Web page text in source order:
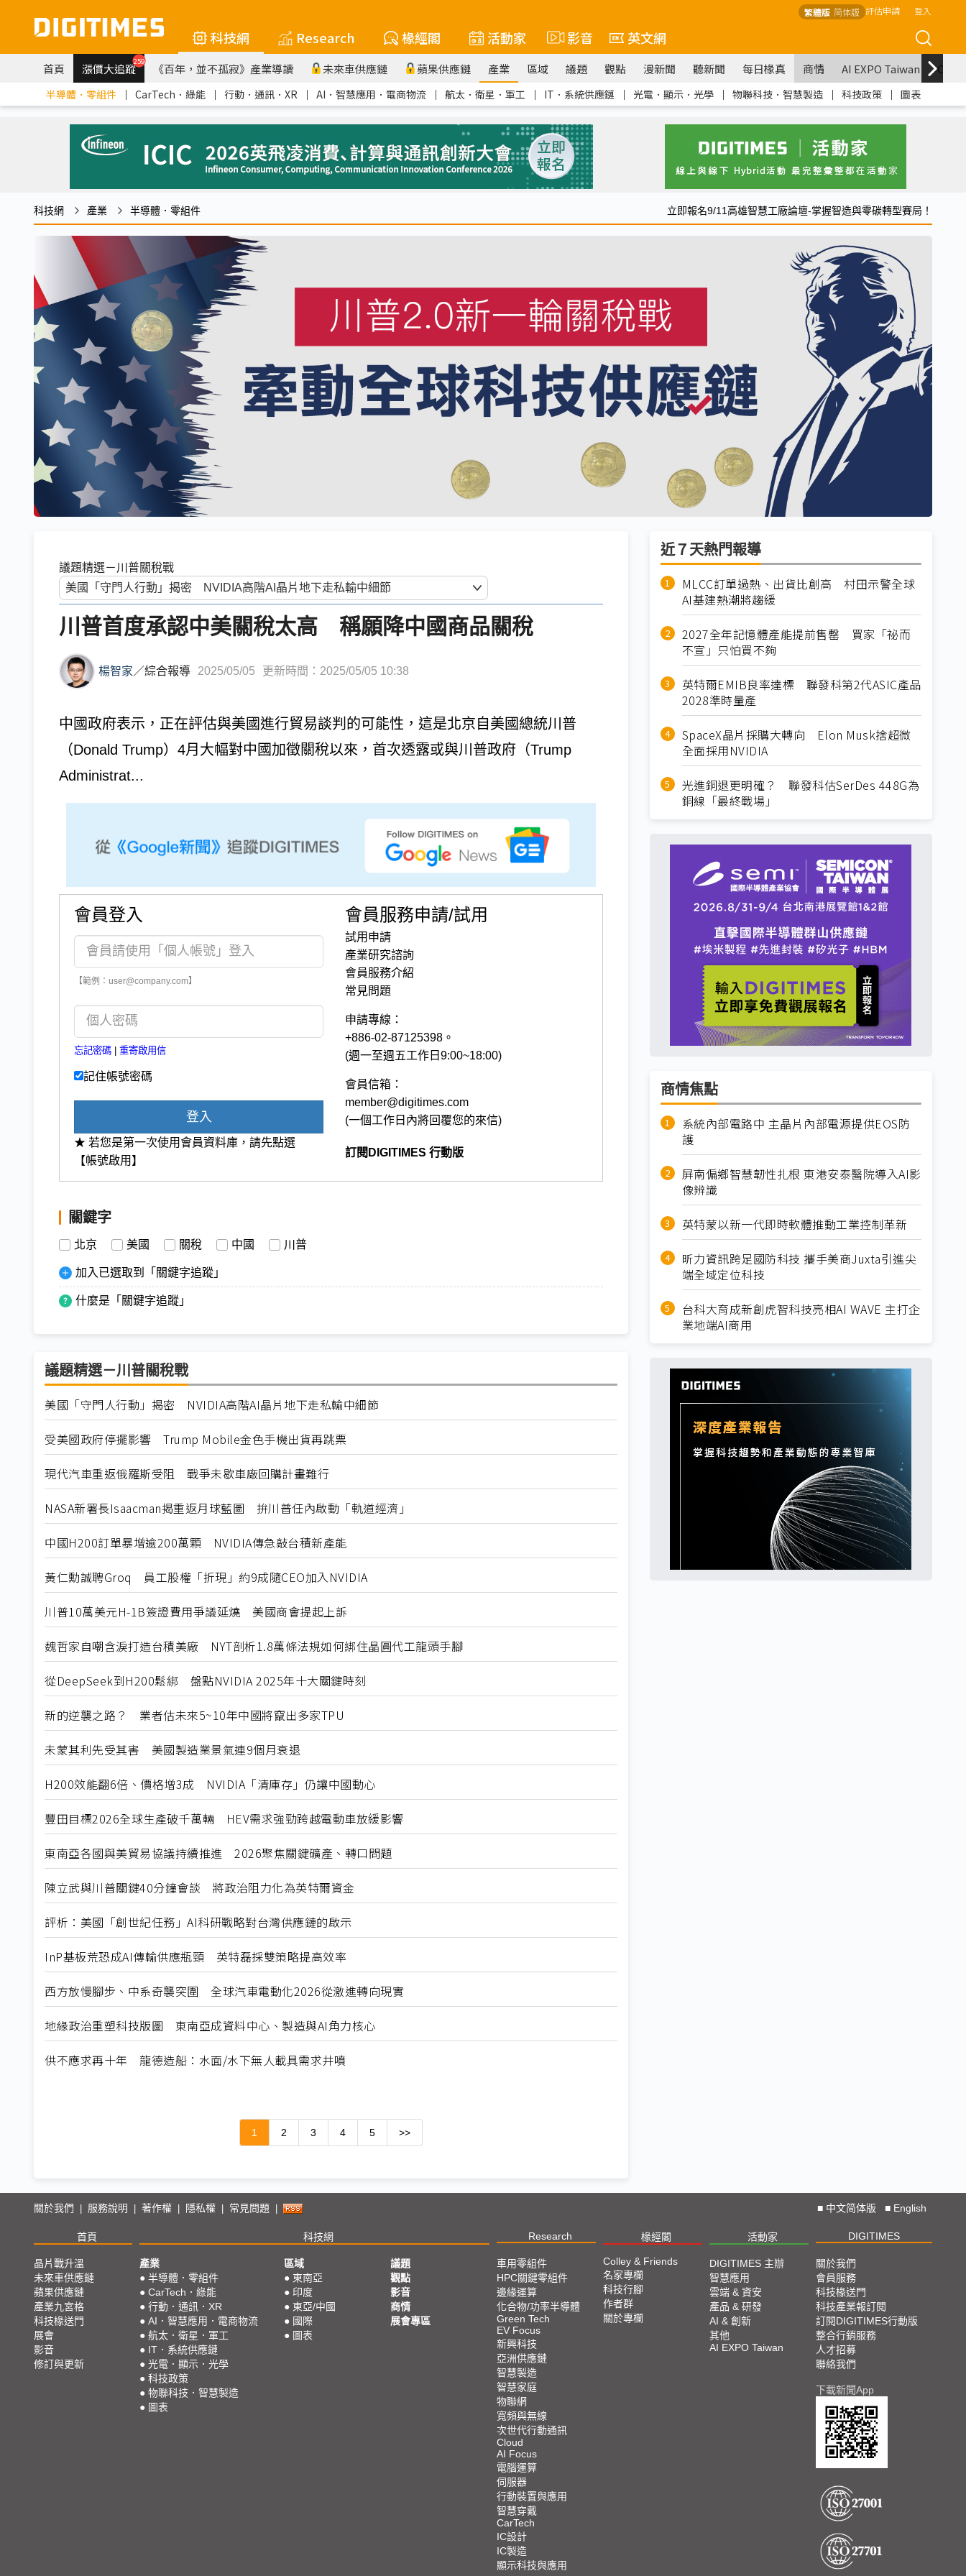
繁體版 简体版 評估申請 登入
科技網 Research 椽經閣 活動家 影音 英文網
首頁 漲價大追蹤259 《百年，並不孤寂》產業導讀 未來車供應鏈 蘋果供應鏈 產業 區域 議題 觀點 漫新聞 聽新聞 每日椽真 商情 AI EXPO Taiwan
半導體．零組件 ｜ CarTech．綠能 ｜ 行動．通訊．XR ｜ AI．智慧應用．電商物流 ｜ 航太．衛星．軍工 ｜ IT．系統供應鏈 ｜ 光電．顯示．光學 ｜ 物聯科技．智慧製造 ｜ 科技政策 ｜ 圖表
科技網 產業 半導體．零組件 立即報名9/11高雄智慧工廠論壇-掌握智造與零碳轉型賽局！
議題精選－川普關稅戰
川普首度承認中美關稅太高 稱願降中國商品關稅
楊智家 ／綜合報導 2025/05/05 更新時間：2025/05/05 10:38
中國政府表示，正在評估與美國進行貿易談判的可能性，這是北京自美國總統川普
（Donald Trump）4月大幅對中國加徵關稅以來，首次透露或與川普政府（Trump
Administrat...
會員登入
【範例：user@company.com】
忘記密碼 | 重寄啟用信
記住帳號密碼
登入
★ 若您是第一次使用會員資料庫，請先點選
【帳號啟用】
會員服務申請/試用
試用申請
產業研究諮詢
會員服務介紹
常見問題
申請專線：
+886-02-87125398。
(週一至週五工作日9:00~18:00)
會員信箱：
member@digitimes.com
(一個工作日內將回覆您的來信)
訂閱DIGITIMES 行動版
關鍵字
北京 美國 關稅 中國 川普
加入已選取到「關鍵字追蹤」
什麼是「關鍵字追蹤」
議題精選－川普關稅戰
美國「守門人行動」揭密 NVIDIA高階AI晶片地下走私輸中細節
受美國政府停擺影響 Trump Mobile金色手機出貨再跳票
現代汽車重返俄羅斯受阻 戰爭未歇車廠回購計畫難行
NASA新署長Isaacman揭重返月球藍圖 拚川普任內啟動「軌道經濟」
中國H200訂單暴增逾200萬顆 NVIDIA傳急敲台積新產能
黃仁勳誠聘Groq 員工股權「折現」約9成隨CEO加入NVIDIA
川普10萬美元H-1B簽證費用爭議延燒 美國商會提起上訴
魏哲家自嘲含淚打造台積美廠 NYT剖析1.8萬條法規如何綁住晶圓代工龍頭手腳
從DeepSeek到H200鬆綁 盤點NVIDIA 2025年十大關鍵時刻
新的逆襲之路？ 業者估未來5~10年中國將竄出多家TPU
未蒙其利先受其害 美國製造業景氣連9個月衰退
H200效能翻6倍、價格增3成 NVIDIA「清庫存」仍讓中國動心
豐田目標2026全球生產破千萬輛 HEV需求強勁跨越電動車放緩影響
東南亞各國與美貿易協議持續推進 2026聚焦關鍵礦產、轉口問題
陳立武與川普關鍵40分鐘會談 將政治阻力化為英特爾資金
評析：美國「創世紀任務」AI科研戰略對台灣供應鏈的啟示
InP基板荒恐成AI傳輸供應瓶頸 英特磊採雙策略提高效率
西方放慢腳步、中系奇襲突圍 全球汽車電動化2026從激進轉向現實
地緣政治重塑科技版圖 東南亞成資料中心、製造與AI角力核心
供不應求再十年 龍德造船：水面/水下無人載具需求井噴
1 2 3 4 5 >>
近７天熱門報導
MLCC訂單過熱、出貨比創高 村田示警全球
AI基建熱潮將趨緩
2027全年記憶體產能提前售罄 買家「祕而
不宣」只怕買不夠
英特爾EMIB良率達標 聯發科第2代ASIC產品
2028準時量產
SpaceX晶片採購大轉向 Elon Musk捨超微
全面採用NVIDIA
光進銅退更明確？ 聯發科估SerDes 448G為
銅線「最終戰場」
商情焦點
系統內部電路中 主晶片內部電源提供EOS防
護
屏南偏鄉智慧韌性扎根 東港安泰醫院導入AI影
像辨識
英特蒙以新一代即時軟體推動工業控制革新
昕力資訊跨足國防科技 攜手美商Juxta引進尖
端全域定位科技
台科大育成新創虎智科技亮相AI WAVE 主打企
業地端AI商用
關於我們 | 服務說明 | 著作權 | 隱私權 | 常見問題 | ■ 中文简体版 ■ English
首頁 科技網 Research 椽經閣 活動家 DIGITIMES
晶片戰升溫
未來車供應鏈
蘋果供應鏈
產業九宮格
科技椽送門
展會
影音
修訂與更新
產業
● 半導體．零組件
● CarTech．綠能
● 行動．通訊．XR
● AI．智慧應用．電商物流
● 航太．衛星．軍工
● IT．系統供應鏈
● 光電．顯示．光學
● 科技政策
● 物聯科技．智慧製造
● 圖表
區域
● 東南亞
● 印度
● 東亞/中國
● 國際
● 圖表
議題
觀點
影音
商情
展會專區
車用零組件
HPC關鍵零組件
邊緣運算
化合物/功率半導體
Green Tech
EV Focus
新興科技
亞洲供應鏈
智慧製造
智慧家庭
物聯網
寬頻與無線
次世代行動通訊
Cloud
AI Focus
電腦運算
伺服器
行動裝置與應用
智慧穿戴
CarTech
IC設計
IC製造
顯示科技與應用
Colley & Friends
名家專欄
科技行腳
作者群
關於專欄
DIGITIMES 主辦
智慧應用
雲端 & 資安
產品 & 研發
AI & 創新
其他
AI EXPO Taiwan
關於我們
會員服務
科技椽送門
科技產業報訂閱
訂閱DIGITIMES行動版
整合行銷服務
人才招募
聯絡我們
下載新聞App